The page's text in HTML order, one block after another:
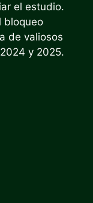
el estudio.
bloqueo
de valiosos
y 2025.